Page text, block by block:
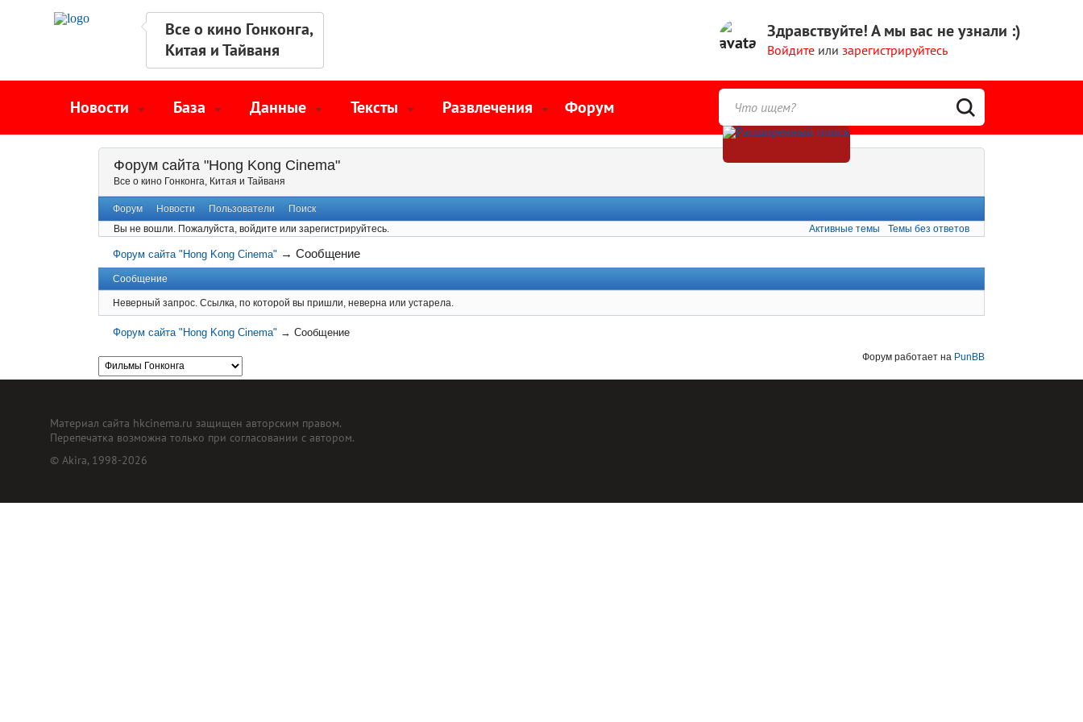
Все о кино Гонконга,
Китая и Тайваня
Здравствуйте!А мы вас не узнали :)
Войдите или зарегистрируйтесь
Новости База Данные Тексты Развлечения Форум
Форум сайта "Hong Kong Cinema"
Все о кино Гонконга, Китая и Тайваня
Форум Новости Пользователи
Поиск
Вы не вошли. Пожалуйста, войдите или зарегистрируйтесь. Активные темы Темы без ответов
Форум сайта "Hong Kong Cinema" →Сообщение
Сообщение
Неверный запрос. Ссылка, по которой вы пришли, неверна или устарела.
Форум сайта "Hong Kong Cinema" →Сообщение
Форум работает на PunBB
Материал сайта hkcinema.ru защищен авторским правом.
Перепечатка возможна только при согласовании с автором.
© Akira, 1998-2026